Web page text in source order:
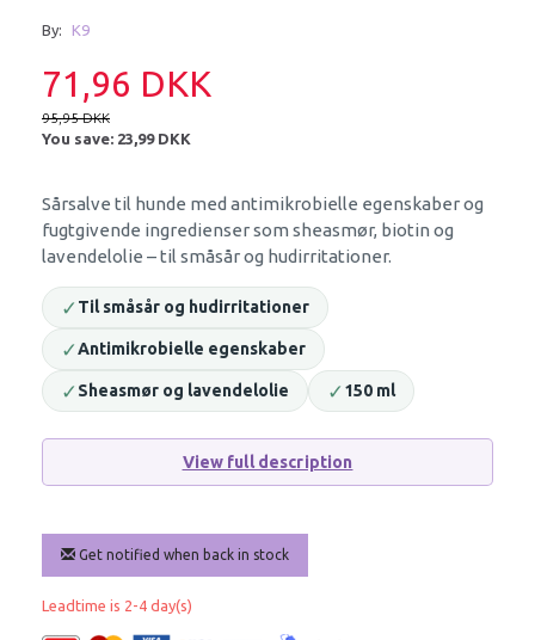
By: K9
71,96 DKK
95,95 DKK
You save: 23,99 DKK
Sårsalve til hunde med antimikrobielle egenskaber og
fugtgivende ingredienser som sheasmør, biotin og
lavendelolie – til småsår og hudirritationer.
✓Til småsår og hudirritationer
✓Antimikrobielle egenskaber
✓Sheasmør og lavendelolie ✓150 ml
View full description
Get notified when back in stock
Leadtime is 2-4 day(s)